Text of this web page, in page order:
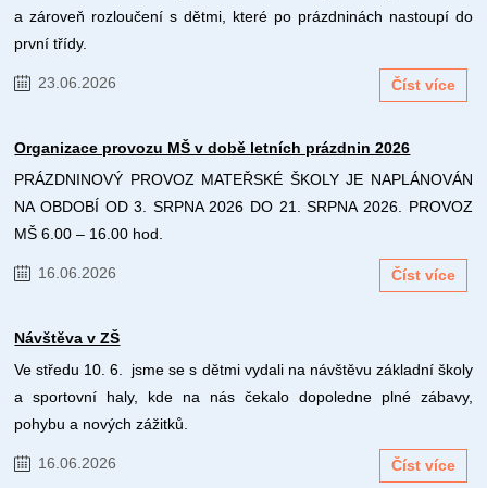
a zároveň rozloučení s dětmi, které po prázdninách nastoupí do
první třídy.
23.06.2026 Číst více
Organizace provozu MŠ v době letních prázdnin 2026
PRÁZDNINOVÝ PROVOZ MATEŘSKÉ ŠKOLY JE NAPLÁNOVÁN
NA OBDOBÍ OD 3. SRPNA 2026 DO 21. SRPNA 2026. PROVOZ
MŠ 6.00 – 16.00 hod.
16.06.2026 Číst více
Návštěva v ZŠ
Ve středu 10. 6. jsme se s dětmi vydali na návštěvu základní školy
a sportovní haly, kde na nás čekalo dopoledne plné zábavy,
pohybu a nových zážitků.
16.06.2026 Číst více